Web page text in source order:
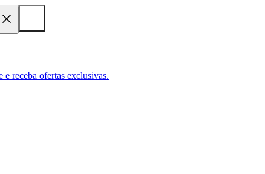
e receba ofertas exclusivas.